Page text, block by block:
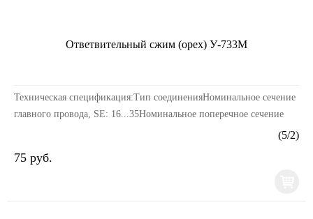
Ответвительный сжим (орех) У-733М
Техническая спецификация:Тип соединенияНоминальное сечение
главного провода, SE: 16...35Номинальное поперечное сечение
(5/2)
75 руб.